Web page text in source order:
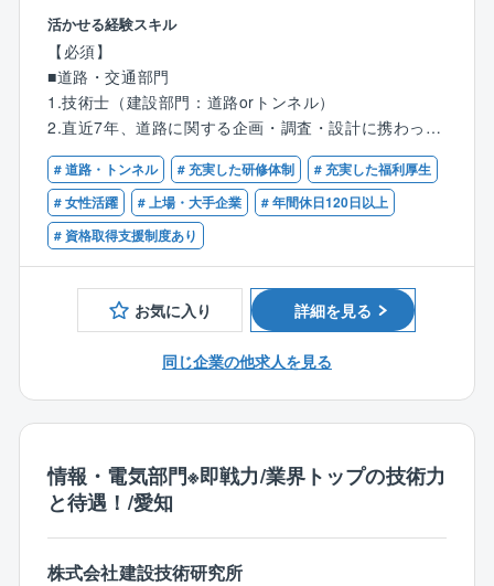
人の実績や技術力をダイレクトに還元する評価制度を
確立。これまでの実績・保有資格（技術士等）を正当
に評価し、年収900万〜1,200万円でお迎えします。残
業に頼らない高水準の基本給体系により、前職からの
確実な年収・生活水準アップをお約束します。
2. 【大規模ナショナルプロジェクトのPM・リードエン
ジニアとして参画】
国土交通省や自治体発注の大型案件を中心に、数十億
円規模のインフラ計画・設計の主幹（PM/PL）として
プロジェクトを牽引していただきます。さらに、自動
運転の実証実験やスマートシティ構想、AI・ビッグデ
ンフラDXを先導するポジションでご自身の知見を遺憾
分散】
案件は個人の抱え込みを防ぐチーム制で推進。責任あ
るポジションでありながら、特定個人への過度な負担
集中を物理的に回避しています。「20:00のPC強制シ
ャットダウン」「年間休日125日」「テレワーク・シフ
市民の生活や産業に不可欠なインフラである道路。
安全・快適に走行できる道路・構造物計画・設計、地
域活性化や社会の生産性向上に資する交通計画・交通
運用、利用者の利便性・安全性・環境との調和・景
観・コスト縮減に配慮した最適な橋梁やトンネルの計
画・設計、長寿命化や維持管理の計画を提案します。
〇実態調査に基づく交通分析、将来交通量推計、整備
効果や経済波及効果の評価に基づく道路計画・事業評
価
〇土工、橋梁、トンネルなど道路を形成する構造物の
計画・設計・点検調査・補修・補強・施工計画・維持
管理計画
どへのインパクトを勘案した交通運用計画
通じた道路環境の改善
交通流動の分析に基づく交通・防災計画
〇AI・DX等の最新技術を活用した高度な道路管理手法
の提案
〇特殊条件下の構造物についての、固有技術や最新の
知見を活かした提案
活かせる経験スキル
【必須】
■道路・交通部門
1.技術士（建設部門：道路orトンネル）
2.直近7年、道路に関する企画・調査・設計に携わった
経験、または意欲のある方
3.道路設計実務経験者、道路・トンネル設計における
施工管理の経験
4.交通経済・交通計画、物流・港湾、システム設計の
経験
■橋梁・構造部門
1.技術士（建設部門：鋼構造及びコンクリートor土質
携わった経験、または意欲のある方
# 道路・トンネル # 充実した研修体制
# 充実した福利厚生
# 女性活躍
# 上場・大手企業
# 年間休日120日以上
# 資格取得支援制度あり
お気に入り 詳細を見る
同じ企業の他求人を見る
情報・電気部門※即戦力/業界トップの技術力
と待遇！/愛知
株式会社建設技術研究所